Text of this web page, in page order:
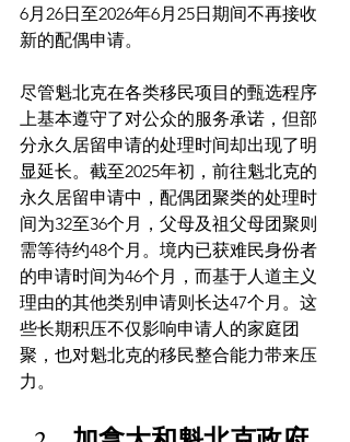
6月26日至2026年6月25日期间不再接收
新的配偶申请。
尽管魁北克在各类移民项目的甄选程序
上基本遵守了对公众的服务承诺，但部
分永久居留申请的处理时间却出现了明
显延长。截至2025年初，前往魁北克的
永久居留申请中，配偶团聚类的处理时
间为32至36个月，父母及祖父母团聚则
需等待约48个月。境内已获难民身份者
的申请时间为46个月，而基于人道主义
理由的其他类别申请则长达47个月。这
些长期积压不仅影响申请人的家庭团
聚，也对魁北克的移民整合能力带来压
力。